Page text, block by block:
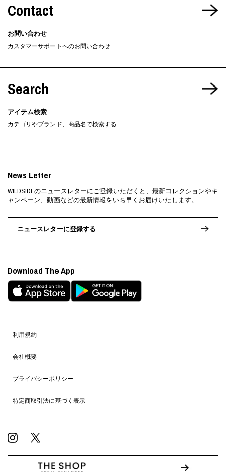
Contact
お問い合わせ
カスタマーサポートへのお問い合わせ
Search
アイテム検索
カテゴリやブランド、商品名で検索する
利用規約
会社概要
プライバシーポリシー
特定商取引法に基づく表示
News Letter
WILDSIDEのニュースレターにご登録いただくと、最新コレクションやキ
ャンペーン、動画などの最新情報をいち早くお届けいたします。
ニュースレターに登録する
Download The App